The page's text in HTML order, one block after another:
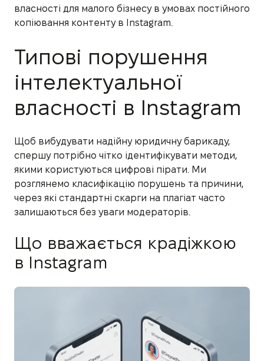
власності для малого бізнесу в умовах постійного
копіювання контенту в Instagram.
Типові порушення
інтелектуальної
власності в Instagram
Щоб вибудувати надійну юридичну барикаду,
спершу потрібно чітко ідентифікувати методи,
якими користуються цифрові пірати. Ми
розглянемо класифікацію порушень та причини,
через які стандартні скарги на плагіат часто
залишаються без уваги модераторів.
Що вважається крадіжкою
в Instagram